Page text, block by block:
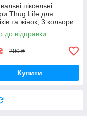
піксельні
Thug Life для
та жінок, 3 кольори
до відправки
200 ₴
Купити